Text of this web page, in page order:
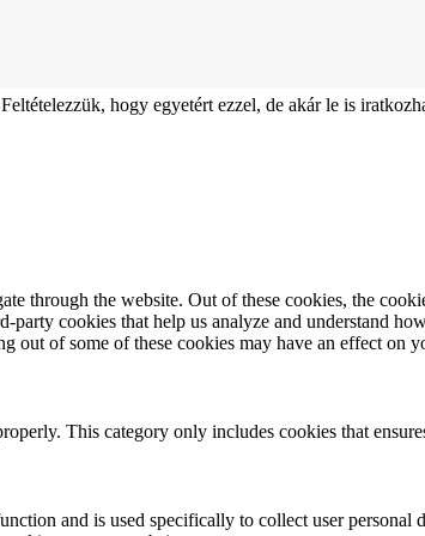
hogy egyetért ezzel, de akár le is
through the website. Out of these cookies, the
cookies that help us analyze and understand
out of some of these cookies may have an effect on
This category only includes cookies that
and is used specifically to collect user personal